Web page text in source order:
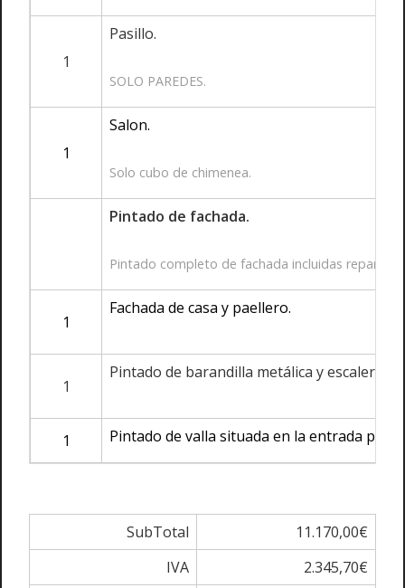
1
Pasillo.
SOLO PAREDES.
1
Salon.
Solo cubo de chimenea.
Pintado de fachada.
Pintado completo de fachada incluidas
1
Fachada de casa y paellero.
1
Pintado de barandilla metálica y escalera.
1 Pintado de valla situada en la entrada
SubTotal
11.170,00€
IVA
2.345,70€